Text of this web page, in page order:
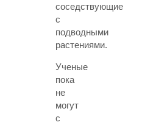
соседствующие
с
подводными
растениями.
Ученые
пока
не
могут
с